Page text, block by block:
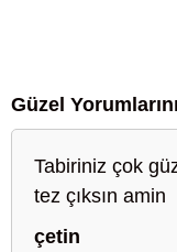
Güzel
Tabiriniz çok
tez çıksın amin
çetin